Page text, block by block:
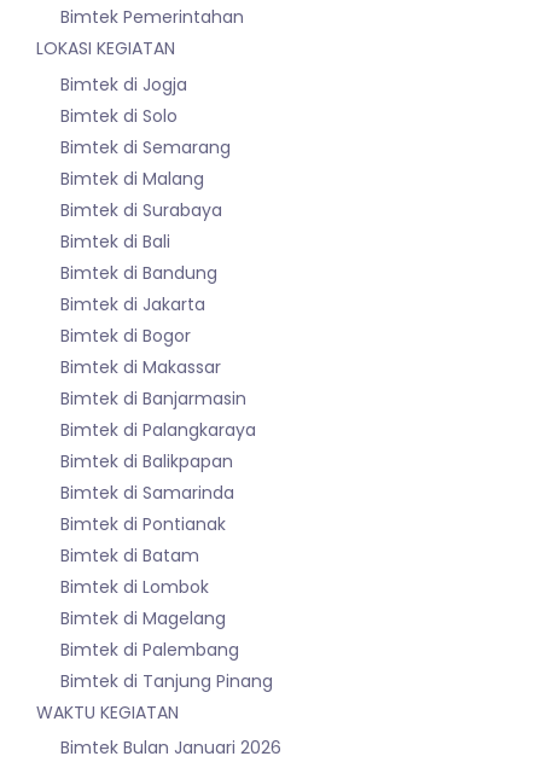
Bimtek Pemerintahan
LOKASI KEGIATAN
Bimtek di Jogja
Bimtek di Solo
Bimtek di Semarang
Bimtek di Malang
Bimtek di Surabaya
Bimtek di Bali
Bimtek di Bandung
Bimtek di Jakarta
Bimtek di Bogor
Bimtek di Makassar
Bimtek di Banjarmasin
Bimtek di Palangkaraya
Bimtek di Balikpapan
Bimtek di Samarinda
Bimtek di Pontianak
Bimtek di Batam
Bimtek di Lombok
Bimtek di Magelang
Bimtek di Palembang
Bimtek di Tanjung Pinang
WAKTU KEGIATAN
Bimtek Bulan Januari 2026